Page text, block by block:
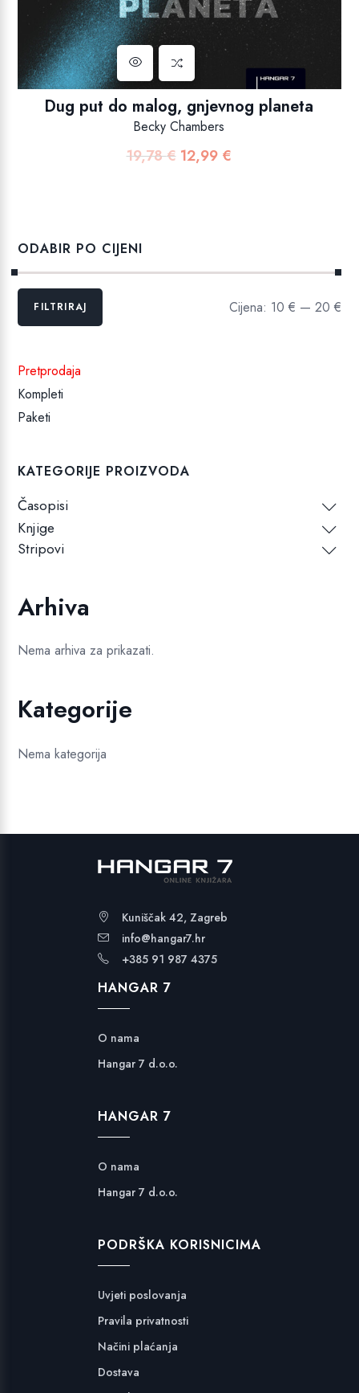
Dug put do malog, gnjevnog planeta
Becky Chambers
19,78€ Izvorna
12,99 €Trenutna
ODABIR PO CIJENI
Min
MaksFILTRIRAJ Cijena: 10 € — 20 €
Pretprodaja
Kompleti
Paketi
KATEGORIJE PROIZVODA
Časopisi
Knjige
Stripovi
Arhiva
Nema arhiva za prikazati.
Kategorije
Nema kategorija
Kuniščak 42, Zagreb
info@hangar7.hr
+385 91 987 4375
HANGAR 7
O nama
Hangar 7 d.o.o.
HANGAR 7
O nama
Hangar 7 d.o.o.
PODRŠKA KORISNICIMA
Uvjeti poslovanja
Pravila privatnosti
Načini plaćanja
Dostava